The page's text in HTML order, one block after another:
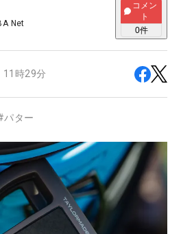
Net
コメン
ト
0件
11時29分
パター